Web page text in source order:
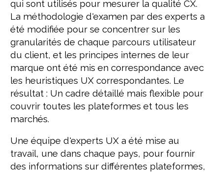
qui sont utilisés pour mesurer la qualité CX.
La méthodologie d'examen par des experts a
été modifiée pour se concentrer sur les
granularités de chaque parcours utilisateur
du client, et les principes internes de leur
marque ont été mis en correspondance avec
les heuristiques UX correspondantes. Le
résultat : Un cadre détaillé mais flexible pour
couvrir toutes les plateformes et tous les
marchés.
Une équipe d'experts UX a été mise au
travail, une dans chaque pays, pour fournir
des informations sur différentes plateformes,